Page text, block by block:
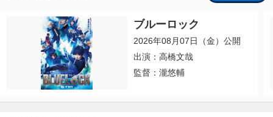
ブルーロック
2026年08月07日（金）公開
出演：高橋文哉
監督：瀧悠輔